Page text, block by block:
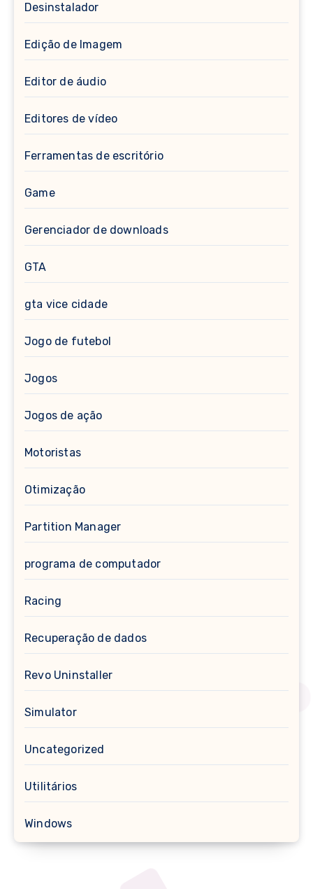
Desinstalador
Edição de Imagem
Editor de áudio
Editores de vídeo
Ferramentas de escritório
Game
Gerenciador de downloads
GTA
gta vice cidade
Jogo de futebol
Jogos
Jogos de ação
Motoristas
Otimização
Partition Manager
programa de computador
Racing
Recuperação de dados
Revo Uninstaller
Simulator
Uncategorized
Utilitários
Windows